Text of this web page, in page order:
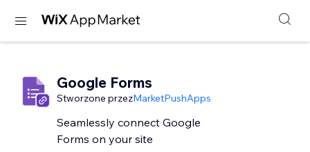
Google Forms
Stworzone przezMarketPushApps
Seamlessly connect Google
Forms on your site